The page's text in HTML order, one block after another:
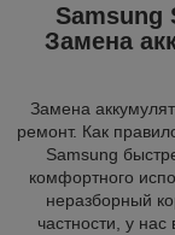
Samsung
Замена
Замена
ремонт. Как
Samsung
комфортного
неразборный
частности, у